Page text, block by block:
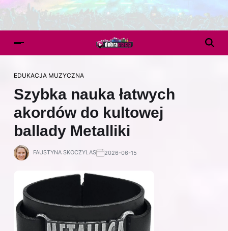
EDUKACJA MUZYCZNA
Szybka nauka łatwych
akordów do kultowej
ballady Metalliki
FAUSTYNA SKOCZYLAS 2026-06-15